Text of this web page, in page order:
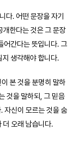
다. 어떤 문장을 자기
개한다는 것은 그 문장
어간다는 뜻입니다. 그
생각해야 합니다.
본 것을 분명히 말하
것을 말하되, 그 믿음
자신이 모르는 것을 숨
더 오래 남습니다.